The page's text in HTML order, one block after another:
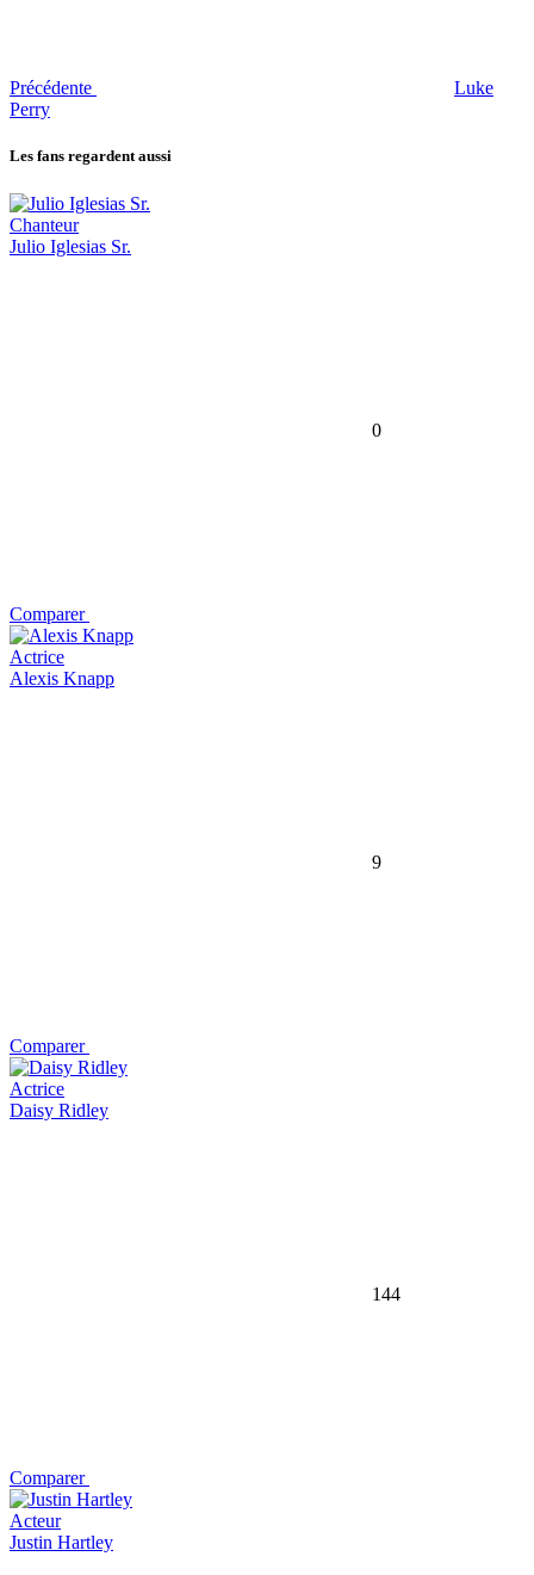
Précédente
Luke
Perry
Les fans regardent aussi
Chanteur
Julio Iglesias Sr.
0
Comparer
Actrice
Alexis Knapp
9
Comparer
Actrice
Daisy Ridley
144
Comparer
Acteur
Justin Hartley